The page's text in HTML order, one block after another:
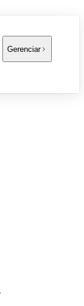
Gerenciar